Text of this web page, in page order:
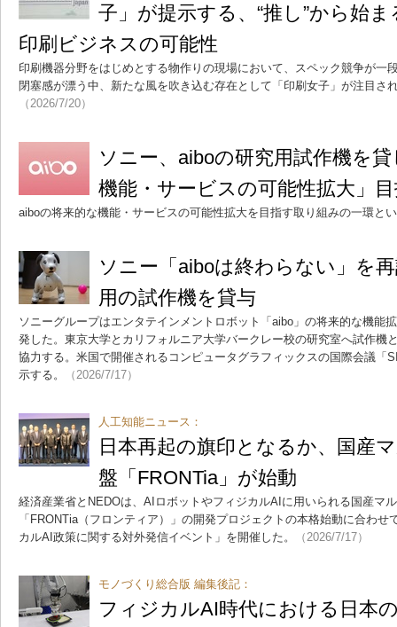
子」が提示する、“推し”から始
印刷ビジネスの可能性
印刷機器分野をはじめとする物作りの現場において、スペック競争が一
閉塞感が漂う中、新たな風を吹き込む存在として「印刷女子」が注目さ
（2026/7/20）
ソニー、aiboの研究用試作機を
機能・サービスの可能性拡大」
aiboの将来的な機能・サービスの可能性拡大を目指す取り組みの一環と
ソニー「aiboは終わらない」を
用の試作機を貸与
ソニーグループはエンタテインメントロボット「aibo」の将来的な機能
発した。東京大学とカリフォルニア大学バークレー校の研究室へ試作機
協力する。米国で開催されるコンピュータグラフィックスの国際会議「
示する。
（2026/7/17）
人工知能ニュース：
日本再起の旗印となるか、国産
盤「FRONTia」が始動
経済産業省とNEDOは、AIロボットやフィジカルAIに用いられる国産マ
「FRONTia（フロンティア）」の開発プロジェクトの本格始動に合わ
カルAI政策に関する対外発信イベント」を開催した。
（2026/7/17）
モノづくり総合版 編集後記：
フィジカルAI時代における日本